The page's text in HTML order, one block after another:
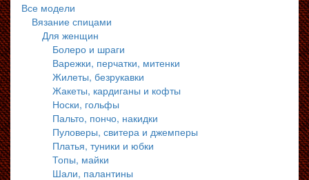
Все модели
Вязание спицами
Для женщин
Болеро и шраги
Варежки, перчатки, митенки
Жилеты, безрукавки
Жакеты, кардиганы и кофты
Носки, гольфы
Пальто, пончо, накидки
Пуловеры, свитера и джемперы
Платья, туники и юбки
Топы, майки
Шали, палантины